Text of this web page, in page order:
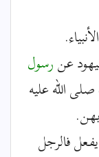
عنرسول
الله عليه
فالرجل